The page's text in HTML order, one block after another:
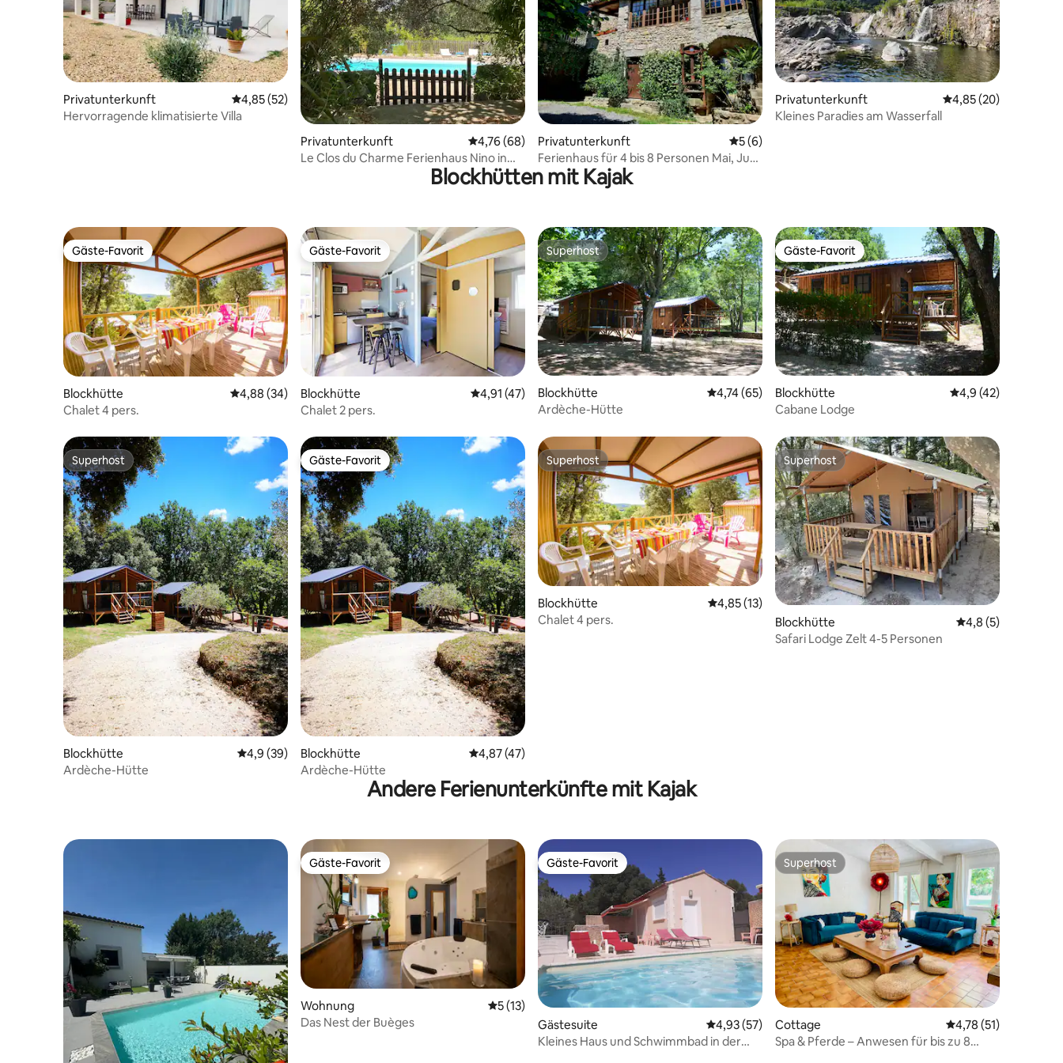
Privatunterkunft Durchschnittliche Bewertung: 4,85 von 5, 52 Bewertungen
4,85 (52)
Hervorragende klimatisierte Villa
Privatunterkunft Durchschnittliche Bewertung: 4,76 von 5, 68 Bewertungen
4,76 (68)
Le Clos du Charme Ferienhaus Nino in
Privatunterkunft Durchschnittliche Bewertung: 5 von 5, 6 Bewertungen
5 (6)
Ferienhaus für 4 bis 8 Personen Mai, Juni,
September
Privatunterkunft Durchschnittliche
4,85 (20)
Kleines Paradies am Wasserfall
Blockhütten mit Kajak
Gäste-Favorit
Gäste-Favorit
Blockhütte Durchschnittliche Bewertung: 4,88 von 5, 34 Bewertungen
4,88 (34)
Chalet 4 pers.
Gäste-Favorit
Gäste-Favorit
Blockhütte Durchschnittliche Bewertung: 4,91 von 5, 47 Bewertungen
4,91 (47)
Chalet 2 pers.
Superhost
Superhost
Blockhütte Durchschnittliche Bewertung: 4,74 von 5, 65 Bewertungen
4,74 (65)
Ardèche-Hütte
Gäste-Favorit
Gäste-Favorit
Blockhütte Durchschnittliche
4,9 (42)
Cabane Lodge
Superhost
Superhost
Blockhütte Durchschnittliche Bewertung: 4,9 von 5, 39 Bewertungen
4,9 (39)
Ardèche-Hütte
Gäste-Favorit
Gäste-Favorit
Blockhütte Durchschnittliche Bewertung: 4,87 von 5, 47 Bewertungen
4,87 (47)
Ardèche-Hütte
Superhost
Superhost
Blockhütte Durchschnittliche Bewertung: 4,85 von 5, 13 Bewertungen
4,85 (13)
Chalet 4 pers.
Superhost
Superhost
Blockhütte Durchschnittliche
4,8 (5)
Safari Lodge Zelt 4-5 Personen
Andere Ferienunterkünfte mit Kajak
Gäste-Favorit
Gäste-Favorit
Wohnung Durchschnittliche Bewertung: 5 von 5, 13 Bewertungen
5 (13)
Das Nest der Buèges
Gäste-Favorit
Gäste-Favorit
Gästesuite Durchschnittliche Bewertung: 4,93 von 5, 57 Bewertungen
4,93 (57)
Kleines Haus und Schwimmbad in der
Superhost
Superhost
Cottage Durchschnittliche
4,78 (51)
Spa & Pferde – Anwesen für bis zu 8